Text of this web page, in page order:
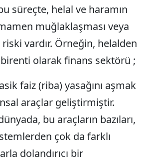
süreçte, helal ve haramın
muğlaklaşması veya
vardır. Örneğin, helalden
olarak finans sektörü ;
faiz (riba) yasağını aşmak
araçlar geliştirmiştir.
bu araçların bazıları,
çok da farklı
dolandırıcı bir